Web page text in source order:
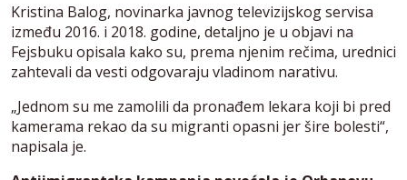
Kristina Balog, novinarka javnog televizijskog servisa
između 2016. i 2018. godine, detaljno je u objavi na
Fejsbuku opisala kako su, prema njenim rečima, urednici
zahtevali da vesti odgovaraju vladinom narativu.
„Jednom su me zamolili da pronađem lekara koji bi pred
kamerama rekao da su migranti opasni jer šire bolesti“,
napisala je.